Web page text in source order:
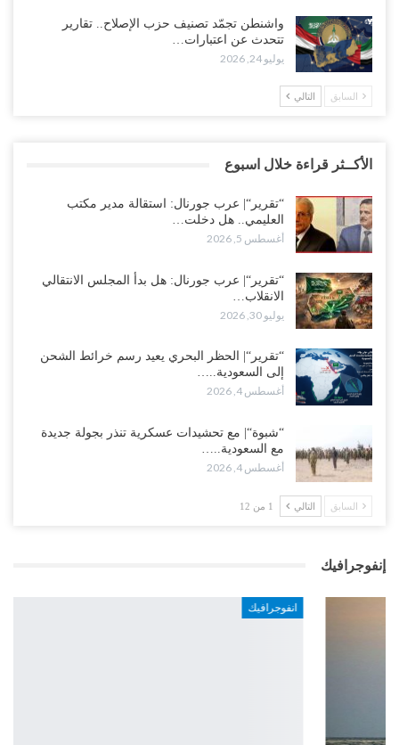
واشنطن تجمّد تصنيف حزب الإصلاح.. تقارير
تتحدث عن اعتبارات…
يوليو 24, 2026
السابق التالي
الأكــثر قراءة خلال اسبوع
“تقرير“| عرب جورنال: استقالة مدير مكتب
العليمي.. هل دخلت…
أغسطس 5, 2026
“تقرير“| عرب جورنال: هل بدأ المجلس الانتقالي
الانقلاب…
يوليو 30, 2026
“تقرير“| الحظر البحري يعيد رسم خرائط الشحن
إلى السعودية..…
أغسطس 4, 2026
“شبوة“| مع تحشيدات عسكرية تنذر بجولة جديدة
مع السعودية..…
أغسطس 4, 2026
السابق التالي 1 من 12
إنفوجرافيك